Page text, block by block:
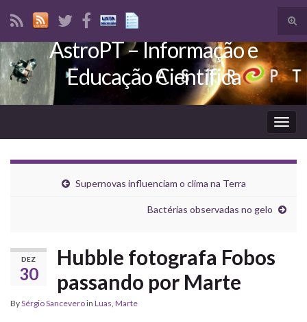
Search for:
AstroPT – Informação e
Educação Científica
Supernovas influenciam o clima na Terra
Bactérias observadas no gelo
DEZ
30
Hubble fotografa Fobos
passando por Marte
BySérgio Sanceveroin Luas, Marte